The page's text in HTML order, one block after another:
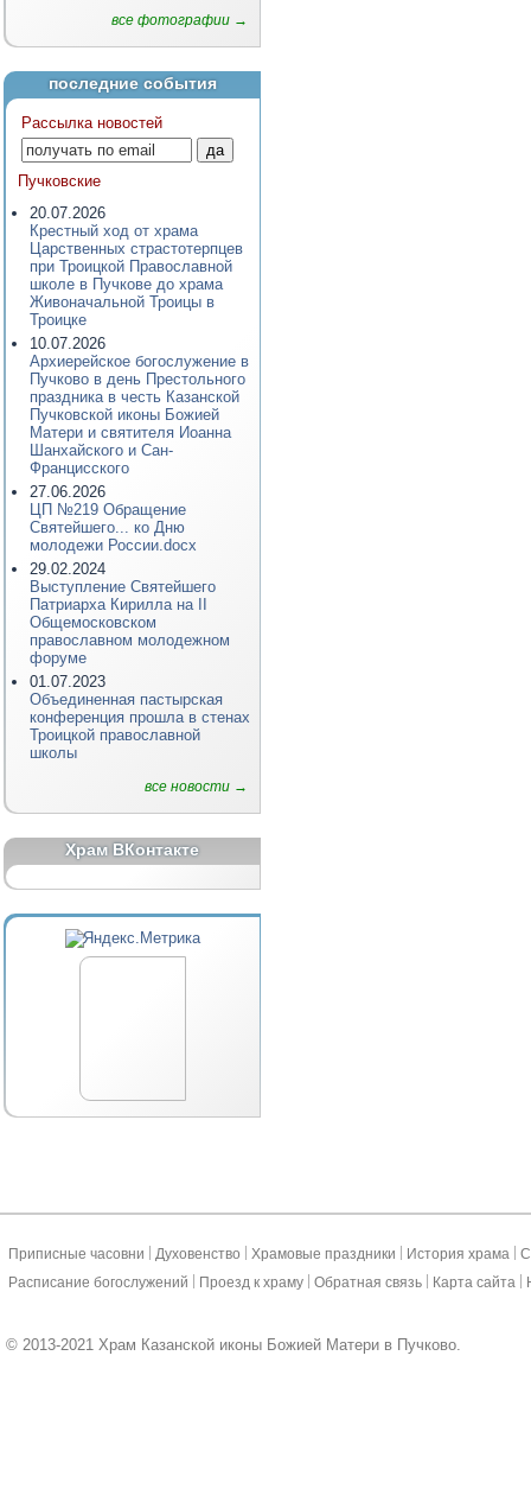
все фотографии →
последние события
Рассылка новостей
Пучковские
20.07.2026
Крестный ход от храма
Царственных страстотерпцев
при Троицкой Православной
школе в Пучкове до храма
Живоначальной Троицы в
Троицке
10.07.2026
Архиерейское богослужение в
Пучково в день Престольного
праздника в честь Казанской
Пучковской иконы Божией
Матери и святителя Иоанна
Шанхайского и Сан-
Францисского
27.06.2026
ЦП №219 Обращение
Святейшего... ко Дню
молодежи России.docx
29.02.2024
Выступление Святейшего
Патриарха Кирилла на II
Общемосковском
православном молодежном
форуме
01.07.2023
Объединенная пастырская
конференция прошла в стенах
Троицкой православной
школы
все новости →
Храм ВКонтакте
Приписные часовни Духовенство Храмовые праздники История храма
Расписание богослужений
Проезд к храму Обратная связь Карта сайта
© 2013-2021 Храм Казанской иконы Божией Матери в Пучково.